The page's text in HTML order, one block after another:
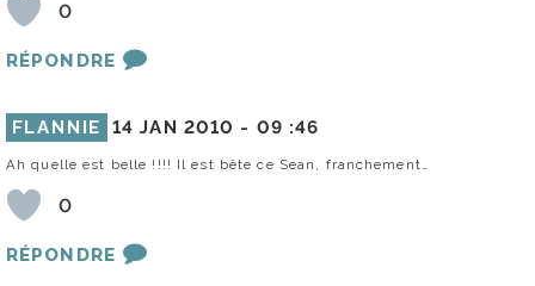
0
RÉPONDRE
FLANNIE 14 JAN 2010 - 09 :46
Ah quelle est belle !!!! Il est bête ce Sean, franchement…
0
RÉPONDRE